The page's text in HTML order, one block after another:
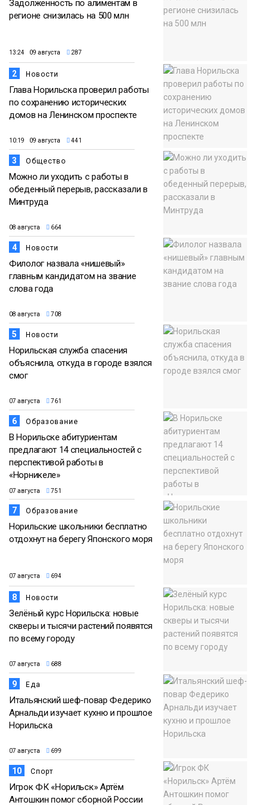
Задолженность по алиментам в
регионе снизилась на 500 млн
13:24 09 августа 287
2 Новости
Глава Норильска проверил работы
по сохранению исторических
домов на Ленинском проспекте
10:19 09 августа 441
3 Общество
Можно ли уходить с работы в
обеденный перерыв, рассказали в
Минтруда
08 августа 664
4 Новости
Филолог назвала «нишевый»
главным кандидатом на звание
слова года
08 августа 708
5 Новости
Норильская служба спасения
объяснила, откуда в городе взялся
смог
07 августа 761
6 Образование
В Норильске абитуриентам
предлагают 14 специальностей с
перспективой работы в
«Норникеле»
07 августа 751
7 Образование
Норильские школьники бесплатно
отдохнут на берегу Японского моря
07 августа 694
8 Новости
Зелёный курс Норильска: новые
скверы и тысячи растений появятся
по всему городу
07 августа 688
9 Еда
Итальянский шеф-повар Федерико
Арнальди изучает кухню и прошлое
Норильска
07 августа 699
10 Спорт
Игрок ФК «Норильск» Артём
Антошкин помог сборной России